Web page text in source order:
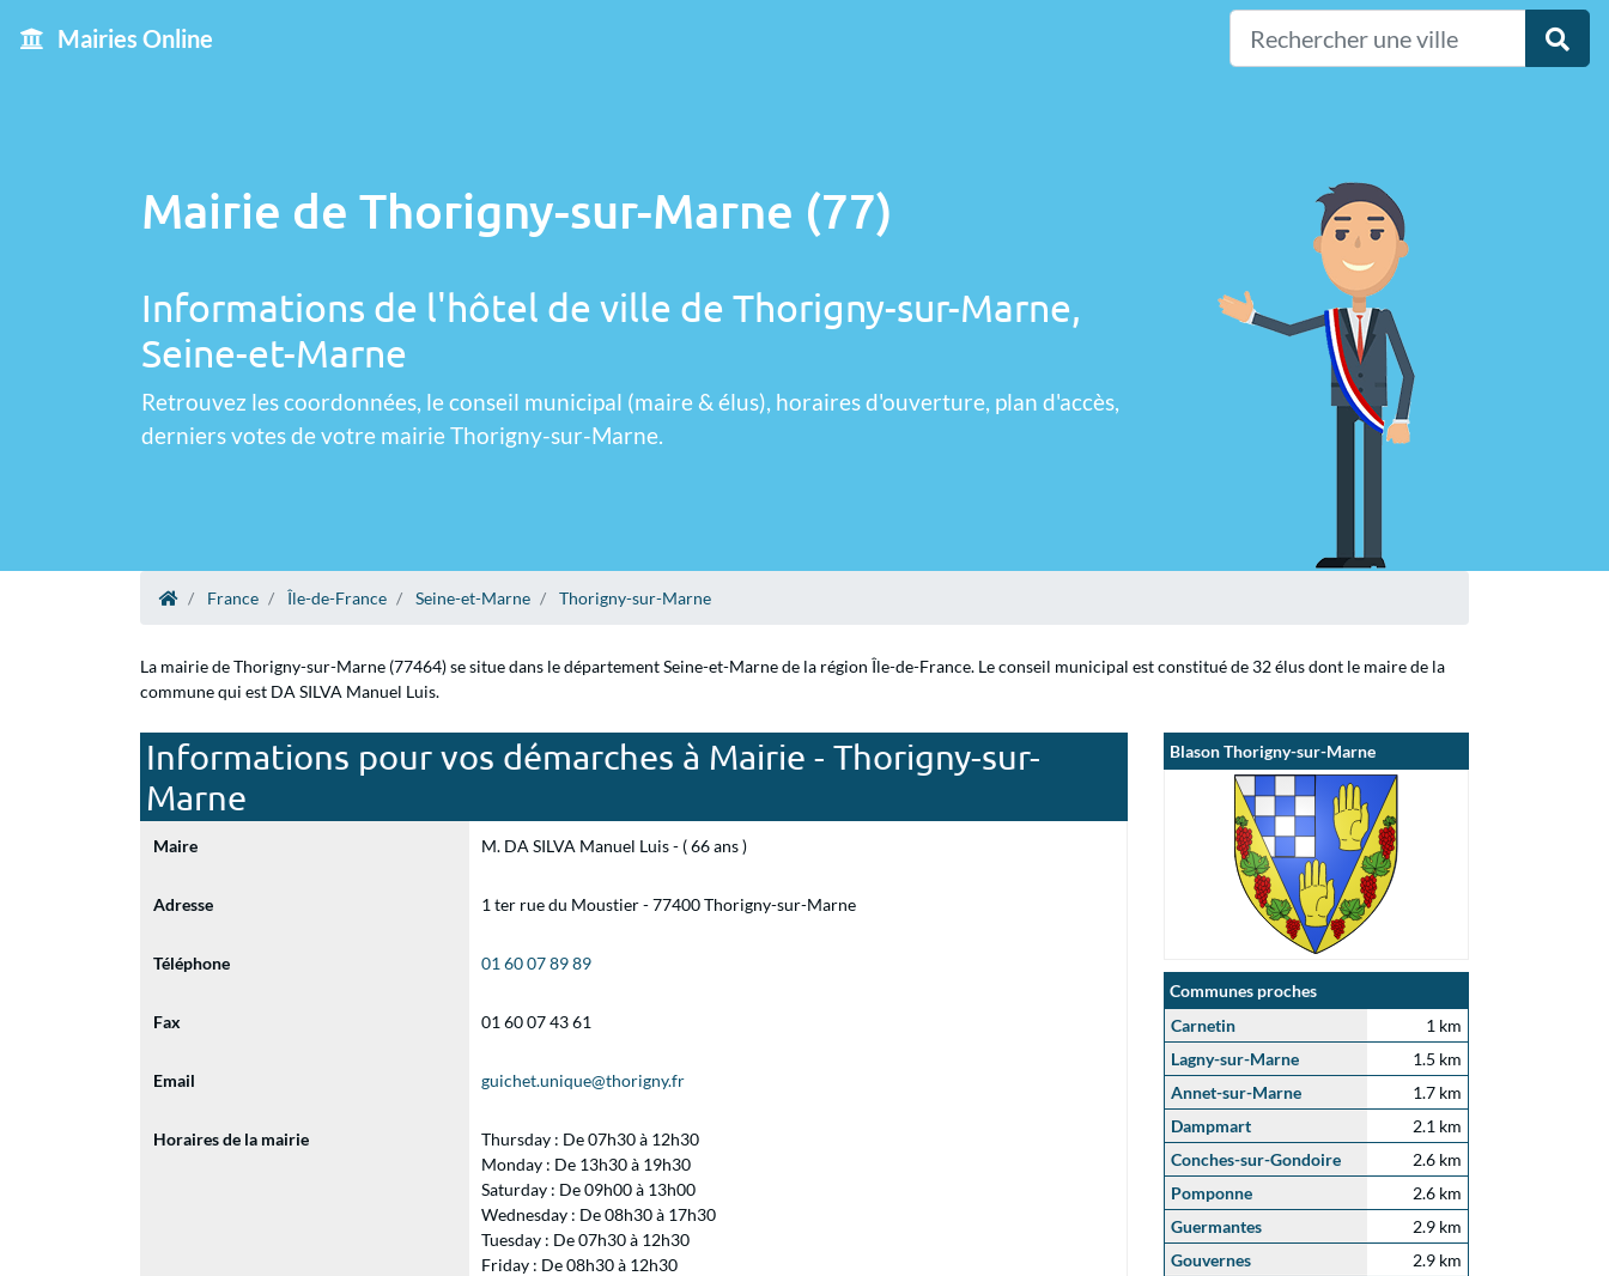
Mairies Online
Mairie de Thorigny-sur-Marne (77)
Informations de l'hôtel de ville de Thorigny-sur-Marne,
Seine-et-Marne
Retrouvez les coordonnées, le conseil municipal (maire & élus), horaires d'ouverture, plan d'accès,
derniers votes de votre mairie Thorigny-sur-Marne.
France Île-de-France Seine-et-Marne Thorigny-sur-Marne
La mairie de Thorigny-sur-Marne (77464) se situe dans le département Seine-et-Marne de la région Île-de-France. Le conseil municipal est constitué de 32 élus dont le maire de la
commune qui est DA SILVA Manuel Luis.
Informations pour vos démarches à Mairie - Thorigny-sur-
Marne
Maire M. DA SILVA Manuel Luis - ( 66 ans )
Adresse 1 ter rue du Moustier - 77400 Thorigny-sur-Marne
Téléphone 01 60 07 89 89
Fax 01 60 07 43 61
Email guichet.unique@thorigny.fr
Horaires de la mairie
Thursday : De 07h30 à 12h30
Monday : De 13h30 à 19h30
Saturday : De 09h00 à 13h00
Wednesday : De 08h30 à 17h30
Tuesday : De 07h30 à 12h30
Friday : De 08h30 à 12h30
Blason Thorigny-sur-Marne
Communes proches
Carnetin
1 km
Lagny-sur-Marne
1.5 km
Annet-sur-Marne
1.7 km
Dampmart
2.1 km
Conches-sur-Gondoire
2.6 km
Pomponne
2.6 km
Guermantes
2.9 km
Gouvernes
2.9 km